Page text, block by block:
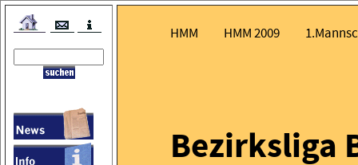
HMM HMM 2009
Bezirksliga